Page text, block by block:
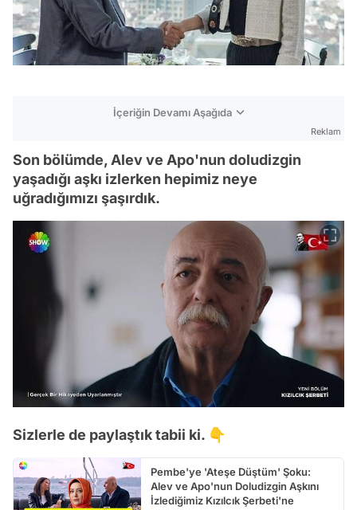
İçeriğin Devamı Aşağıda
Reklam
Son bölümde, Alev ve Apo'nun doludizgin
yaşadığı aşkı izlerken hepimiz neye
uğradığımızı şaşırdık.
Sizlerle de paylaştık tabii ki. 👇
Pembe'ye 'Ateşe Düştüm' Şoku:
Alev ve Apo'nun Doludizgin Aşkını
İzlediğimiz Kızılcık Şerbeti'ne